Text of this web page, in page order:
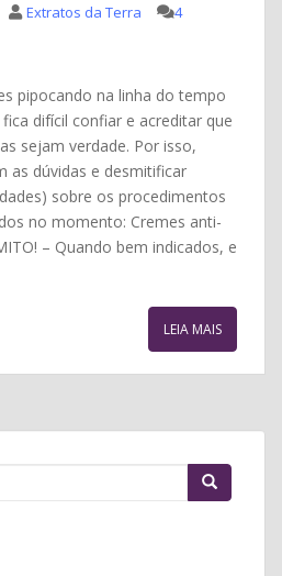
Extratos da Terra
4
pipocando na linha do tempo
difícil confiar e acreditar que
sejam verdade. Por isso,
as dúvidas e desmitificar
sobre os procedimentos
no momento: Cremes anti-
– Quando bem indicados, e
LEIA MAIS